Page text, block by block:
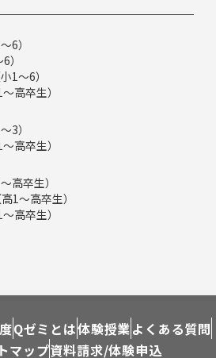
6）
）
1～6）
高卒生）
3）
高卒生）
高卒生）
1～高卒生）
高卒生）
Qゼミとは体験授業よくある質問
マップ資料請求/体験申込